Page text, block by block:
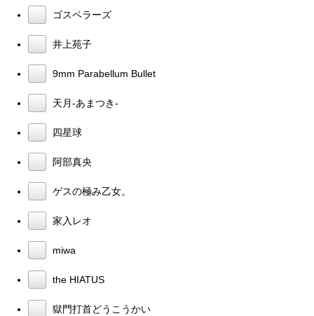
ゴスペラーズ
井上苑子
9mm Parabellum Bullet
天月-あまつき-
四星球
阿部真央
ゲスの極み乙女。
家入レオ
miwa
the HIATUS
獄門打首どうこうかい